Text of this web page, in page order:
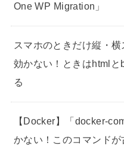
One WP Migration」
スマホのときだけ縦・
効かない！ときはhtml
る
【Docker】「docker-
かない！このコマンドが